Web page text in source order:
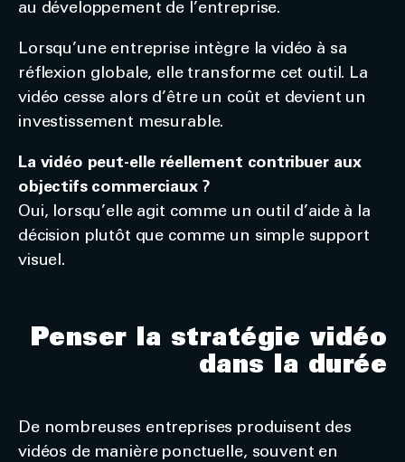
au développement de l’entreprise.
Lorsqu’une entreprise intègre la vidéo à sa
réflexion globale, elle transforme cet outil. La
vidéo cesse alors d’être un coût et devient un
investissement mesurable.
La vidéo peut-elle réellement contribuer aux
objectifs commerciaux ?
Oui, lorsqu’elle agit comme un outil d’aide à la
décision plutôt que comme un simple support
visuel.
Penser la stratégie vidéo
dans la durée
De nombreuses entreprises produisent des
vidéos de manière ponctuelle, souvent en